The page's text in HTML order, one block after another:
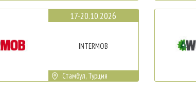
17-20.10.2026
INTERMOB
Стамбул, Турция